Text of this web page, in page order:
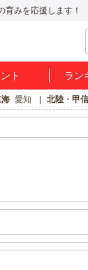
みを応援します！
ト ラン
愛知 北陸・甲